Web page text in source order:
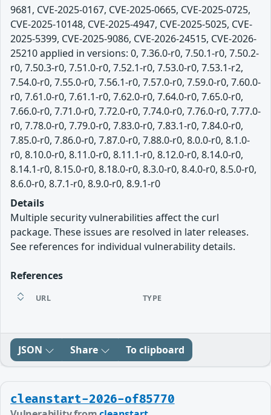
9681, CVE-2025-0167, CVE-2025-0665, CVE-2025-0725,
CVE-2025-10148, CVE-2025-4947, CVE-2025-5025, CVE-
2025-5399, CVE-2025-9086, CVE-2026-24515, CVE-2026-
25210 applied in versions: 0, 7.36.0-r0, 7.50.1-r0, 7.50.2-
r0, 7.50.3-r0, 7.51.0-r0, 7.52.1-r0, 7.53.0-r0, 7.53.1-r2,
7.54.0-r0, 7.55.0-r0, 7.56.1-r0, 7.57.0-r0, 7.59.0-r0, 7.60.0-
r0, 7.61.0-r0, 7.61.1-r0, 7.62.0-r0, 7.64.0-r0, 7.65.0-r0,
7.66.0-r0, 7.71.0-r0, 7.72.0-r0, 7.74.0-r0, 7.76.0-r0, 7.77.0-
r0, 7.78.0-r0, 7.79.0-r0, 7.83.0-r0, 7.83.1-r0, 7.84.0-r0,
7.85.0-r0, 7.86.0-r0, 7.87.0-r0, 7.88.0-r0, 8.0.0-r0, 8.1.0-
r0, 8.10.0-r0, 8.11.0-r0, 8.11.1-r0, 8.12.0-r0, 8.14.0-r0,
8.14.1-r0, 8.15.0-r0, 8.18.0-r0, 8.3.0-r0, 8.4.0-r0, 8.5.0-r0,
8.6.0-r0, 8.7.1-r0, 8.9.0-r0, 8.9.1-r0
Details
Multiple security vulnerabilities affect the curl
package. These issues are resolved in later releases.
See references for individual vulnerability details.
References
URL TYPE
JSON Share To clipboard
cleanstart-2026-of85770